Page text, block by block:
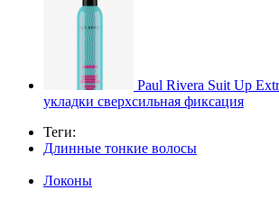
Paul Rivera Suit Up
укладки сверхсильная фиксация
Теги:
Длинные тонкие волосы
Локоны